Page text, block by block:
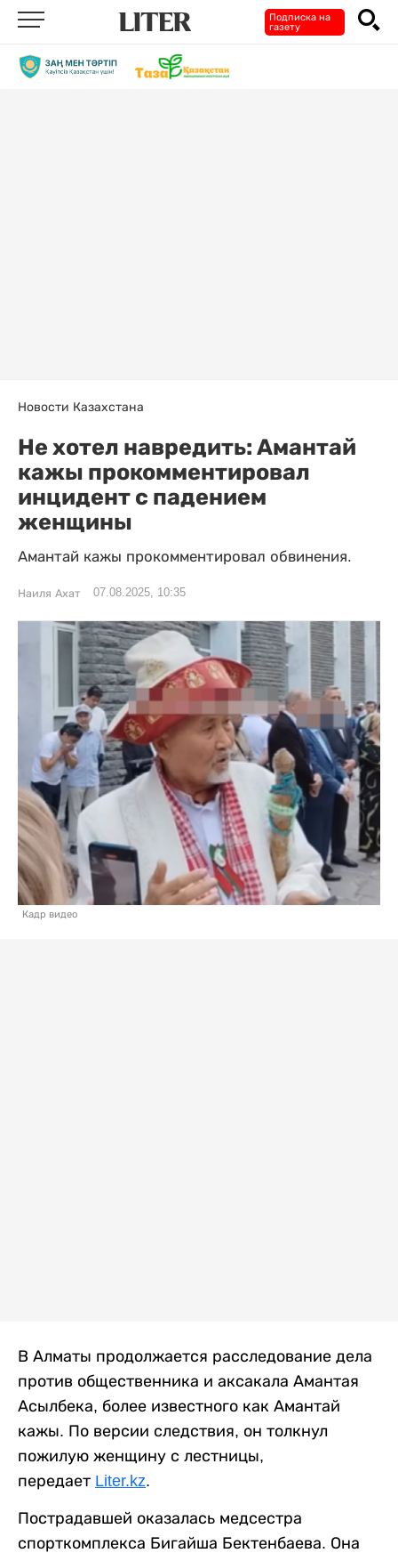
Подписка на
газету
Новости Казахстана
Не хотел навредить: Амантай
кажы прокомментировал
инцидент с падением
женщины
Амантай кажы прокомментировал обвинения.
Наиля Ахат 07.08.2025, 10:35
Кадр видео
В Алматы продолжается расследование дела
против общественника и аксакала Амантая
Асылбека, более известного как Амантай
кажы. По версии следствия, он толкнул
пожилую женщину с лестницы,
передает Liter.kz.
Пострадавшей оказалась медсестра
спорткомплекса Бигайша Бектенбаева. Она